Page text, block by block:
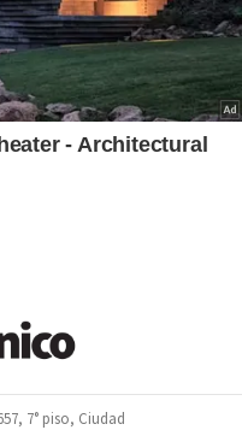
7° piso, Ciudad